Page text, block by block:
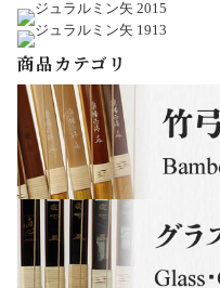
商品カテゴリ